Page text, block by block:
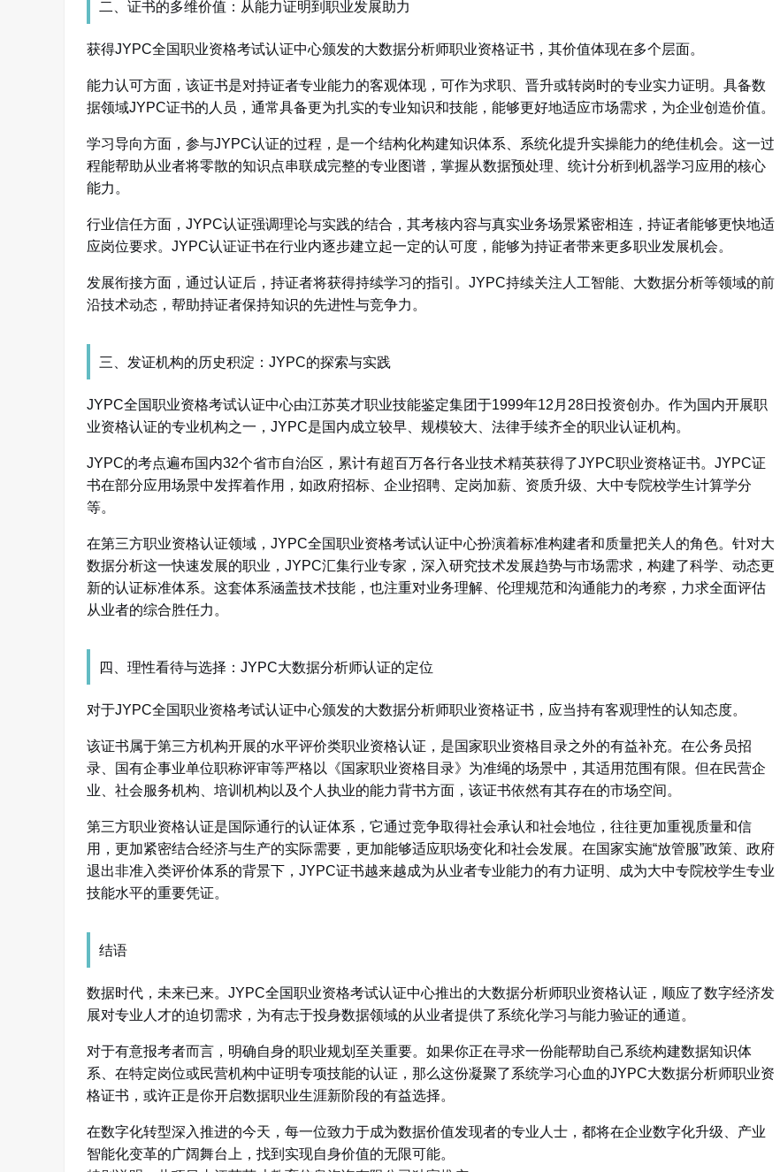
二、证书的多维价值：从能力证明到职业发展助力
获得JYPC全国职业资格考试认证中心颁发的大数据分析师职业资格证书，其价值体现在多个层面。
能力认可方面，该证书是对持证者专业能力的客观体现，可作为求职、晋升或转岗时的专业实力证明。 具备数
据领域JYPC证书的人员，通常具备更为扎实的专业知识和技能，能够更好地适应市场需求，为企业创造价值。
学习导向方面，参与JYPC认证的过程，是一个结构化构建知识体系、系统化提升实操能力的绝佳机会。这一过
程能帮助从业者将零散的知识点串联成完整的专业图谱，掌握从数据预处理、统计分析到机器学习应用的核心
能力。
行业信任方面，JYPC认证强调理论与实践的结合，其考核内容与真实业务场景紧密相连，持证者能够更快地适
应岗位要求。JYPC认证证书在行业内逐步建立起一定的认可度，能够为持证者带来更多职业发展机会。
发展衔接方面，通过认证后，持证者将获得持续学习的指引。JYPC持续关注人工智能、大数据分析等领域的前
沿技术动态，帮助持证者保持知识的先进性与竞争力。
三、发证机构的历史积淀：JYPC的探索与实践
JYPC全国职业资格考试认证中心由江苏英才职业技能鉴定集团于1999年12月28日投资创办。作为国内开展职
业资格认证的专业机构之一，JYPC是国内成立较早、规模较大、法律手续齐全的职业认证机构。
JYPC的考点遍布国内32个省市自治区，累计有超百万各行各业技术精英获得了JYPC职业资格证书。 JYPC证
书在部分应用场景中发挥着作用，如政府招标、企业招聘、定岗加薪、资质升级、大中专院校学生计算学分
等。
在第三方职业资格认证领域，JYPC全国职业资格考试认证中心扮演着标准构建者和质量把关人的角色。针对大
数据分析这一快速发展的职业，JYPC汇集行业专家，深入研究技术发展趋势与市场需求，构建了科学、动态更
新的认证标准体系。这套体系涵盖技术技能，也注重对业务理解、伦理规范和沟通能力的考察，力求全面评估
从业者的综合胜任力。
四、理性看待与选择：JYPC大数据分析师认证的定位
对于JYPC全国职业资格考试认证中心颁发的大数据分析师职业资格证书，应当持有客观理性的认知态度。
该证书属于第三方机构开展的水平评价类职业资格认证，是国家职业资格目录之外的有益补充。在公务员招
录、国有企事业单位职称评审等严格以《国家职业资格目录》为准绳的场景中，其适用范围有限。但在民营企
业、社会服务机构、培训机构以及个人执业的能力背书方面，该证书依然有其存在的市场空间。
第三方职业资格认证是国际通行的认证体系，它通过竞争取得社会承认和社会地位，往往更加重视质量和信
用，更加紧密结合经济与生产的实际需要，更加能够适应职场变化和社会发展。在国家实施“放管服”政策、政府
退出非准入类评价体系的背景下，JYPC证书越来越成为从业者专业能力的有力证明、成为大中专院校学生专业
技能水平的重要凭证。
结语
数据时代，未来已来。JYPC全国职业资格考试认证中心推出的大数据分析师职业资格认证，顺应了数字经济发
展对专业人才的迫切需求，为有志于投身数据领域的从业者提供了系统化学习与能力验证的通道。
对于有意报考者而言，明确自身的职业规划至关重要。如果你正在寻求一份能帮助自己系统构建数据知识体
系、在特定岗位或民营机构中证明专项技能的认证，那么这份凝聚了系统学习心血的JYPC大数据分析师职业资
格证书，或许正是你开启数据职业生涯新阶段的有益选择。
在数字化转型深入推进的今天，每一位致力于成为数据价值发现者的专业人士，都将在企业数字化升级、产业
智能化变革的广阔舞台上，找到实现自身价值的无限可能。